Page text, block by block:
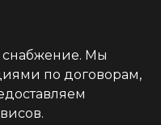
снабжение. Мы
по договорам,